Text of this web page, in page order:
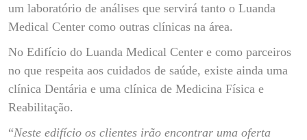
um laboratório de análises que servirá tanto o Luanda
Medical Center como outras clínicas na área.
No Edifício do Luanda Medical Center e como parceiros
no que respeita aos cuidados de saúde, existe ainda uma
clínica Dentária e uma clínica de Medicina Física e
Reabilitação.
“Neste edifício os clientes irão encontrar uma oferta